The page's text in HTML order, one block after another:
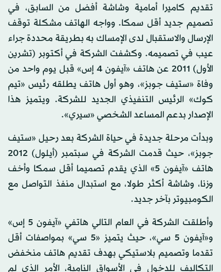
تقديم كاميرا أمامية وشاشة أفضل من السابق، في
تصميم جديد أقل سمكا. وواجه الهاتف مشكلة توقف
الإرسال والاستقبال لدى الإمساك به بطريقة محددة جراء
عيب في تصميمه. وكشفت الشركة في أكتوبر (تشرين
الأول) 2011 عن هاتف «آيفون 4 إس» قبل يوم واحد من
وفاة «ستيف جوبز»، وهو أول هاتف يطلقه رئيس «تيم
كوك» الرئيس التنفيذي الجديد للشركة. ويتميز هذا
الإصدار بدعم المساعد الشخصي «سيري».
وبدأت مرحلة جديدة في حياة الشركة بعد رحيل «ستيف
جوبز»، حيث قدمت الشركة في سبتمبر (أيلول) 2012
هاتف «آيفون 5» الذي يقدم تصميما أقل سمكا وأخف
وزنا، وشاشة أكثر طولا، مع استبدال منفذ التواصل مع
الكومبيوتر بآخر جديد.
وأطلقت الشركة في العام التالي هاتفي «آيفون 5 إس»
و«آيفون 5 سي»، حيث يتميز «5 سي» بمواصفات أقل
تقدما وتصميم بلاستيكي بهدف تقديم هاتف منخفض
التكاليف للدخول في الأسواق النامية، الأمر الذي لم